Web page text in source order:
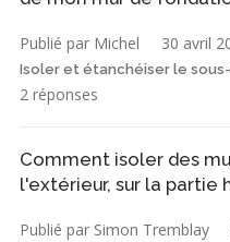
Publié par Michel 30 avril
Isoler et étanchéiser le
2 réponses
Comment isoler des
l'extérieur, sur la partie
Publié par Simon Tremblay